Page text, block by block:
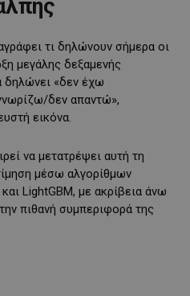
τι δηλώνουν σήμερα οι
μεγάλης δεξαμενής
δηλώνει «δεν έχω
δεν απαντώ»,
εικόνα.
να μετατρέψει αυτή τη
μέσω αλγορίθμων
LightGBM, με ακρίβεια άνω
πιθανή συμπεριφορά της